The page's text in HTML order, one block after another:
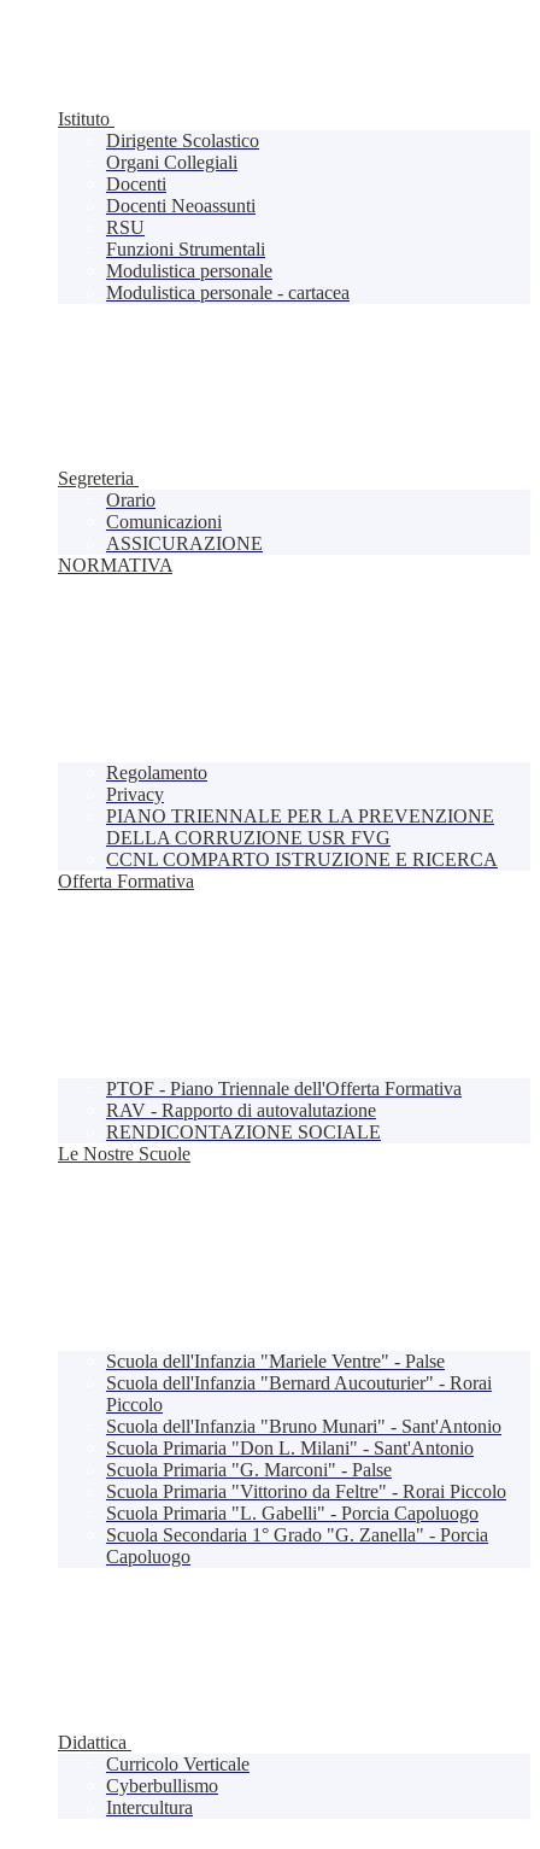
Istituto
Dirigente Scolastico
Organi Collegiali
Docenti
Docenti Neoassunti
RSU
Funzioni Strumentali
Modulistica personale
Modulistica personale - cartacea
Segreteria
Orario
Comunicazioni
ASSICURAZIONE
NORMATIVA
Regolamento
Privacy
PIANO TRIENNALE PER LA PREVENZIONE
DELLA CORRUZIONE USR FVG
CCNL COMPARTO ISTRUZIONE E RICERCA
Offerta Formativa
PTOF - Piano Triennale dell'Offerta Formativa
RAV - Rapporto di autovalutazione
RENDICONTAZIONE SOCIALE
Le Nostre Scuole
Scuola dell'Infanzia "Mariele Ventre" - Palse
Scuola dell'Infanzia "Bernard Aucouturier" - Rorai
Piccolo
Scuola dell'Infanzia "Bruno Munari" - Sant'Antonio
Scuola Primaria "Don L. Milani" - Sant'Antonio
Scuola Primaria "G. Marconi" - Palse
Scuola Primaria "Vittorino da Feltre" - Rorai Piccolo
Scuola Primaria "L. Gabelli" - Porcia Capoluogo
Scuola Secondaria 1° Grado "G. Zanella" - Porcia
Capoluogo
Didattica
Curricolo Verticale
Cyberbullismo
Intercultura